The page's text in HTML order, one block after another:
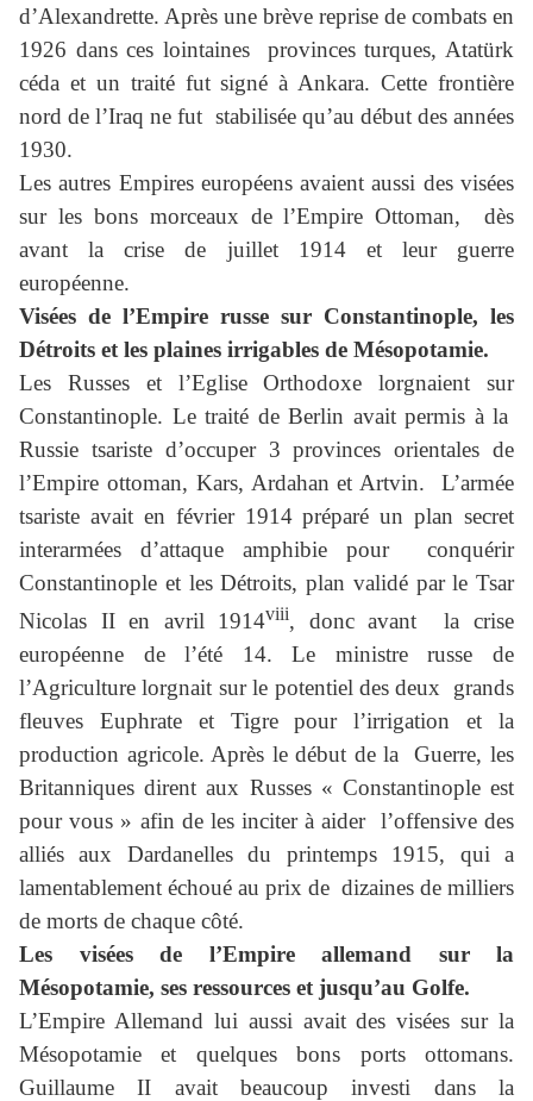
d’Alexandrette. Après une brève reprise de combats en
1926 dans ces lointaines provinces turques, Atatürk
céda et un traité fut signé à Ankara. Cette frontière
nord de l’Iraq ne fut stabilisée qu’au début des années
1930.
Les autres Empires européens avaient aussi des visées
sur les bons morceaux de l’Empire Ottoman, dès
avant la crise de juillet 1914 et leur guerre
européenne.
Visées de l’Empire russe sur Constantinople, les
Détroits et les plaines irrigables de Mésopotamie.
Les Russes et l’Eglise Orthodoxe lorgnaient sur
Constantinople. Le traité de Berlin avait permis à la
Russie tsariste d’occuper 3 provinces orientales de
l’Empire ottoman, Kars, Ardahan et Artvin. L’armée
tsariste avait en février 1914 préparé un plan secret
interarmées d’attaque amphibie pour conquérir
Constantinople et les Détroits, plan validé par le Tsar
Nicolas II en avril 1914viii, donc avant la crise
européenne de l’été 14. Le ministre russe de
l’Agriculture lorgnait sur le potentiel des deux grands
fleuves Euphrate et Tigre pour l’irrigation et la
production agricole. Après le début de la Guerre, les
Britanniques dirent aux Russes « Constantinople est
pour vous » afin de les inciter à aider l’offensive des
alliés aux Dardanelles du printemps 1915, qui a
lamentablement échoué au prix de dizaines de milliers
de morts de chaque côté.
Les visées de l’Empire allemand sur la
Mésopotamie, ses ressources et jusqu’au Golfe.
L’Empire Allemand lui aussi avait des visées sur la
Mésopotamie et quelques bons ports ottomans.
Guillaume II avait beaucoup investi dans la